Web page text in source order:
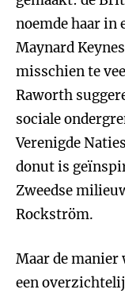
noemde haar in
Maynard
misschien te
Raworth
sociale
Verenigde
donut is
Zweedse
Rockström.
Maar de manier
een